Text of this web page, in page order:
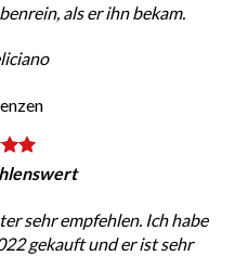
als er ihn bekam.
sehr empfehlen. Ich habe
gekauft und er ist sehr